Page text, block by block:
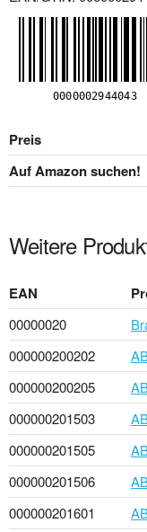
Preis
Auf Amazon suchen!
Weitere
EAN
00000020
000000200202
000000200205
000000201503
000000201505
000000201506
000000201601